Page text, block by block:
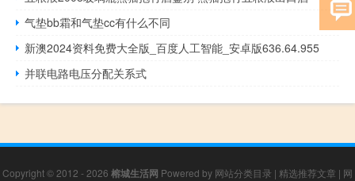
气垫bb霜和气垫cc有什么不同
新澳2024资料免费大全版_百度人工智能_安卓版636.64.955
并联电路电压分配关系式
Copyright © 2012 - 2026 榕城生活网 Powered by 网站分类目录 | 精选推荐文章 | 网